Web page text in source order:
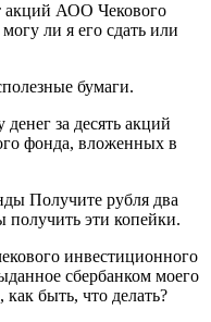
акций АОО Чекового
ли я его сдать или
бумаги.
за десять акций
фонда, вложенных в
Получите рубля два
получить эти копейки.
инвестиционного
сбербанком моего
быть, что делать?